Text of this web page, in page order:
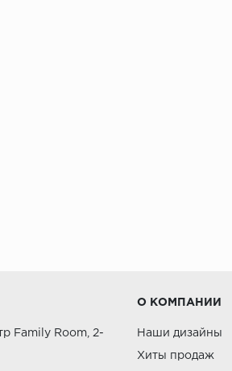
Family Room, 2-
О КОМПАНИИ
Наши дизайны
Хиты продаж